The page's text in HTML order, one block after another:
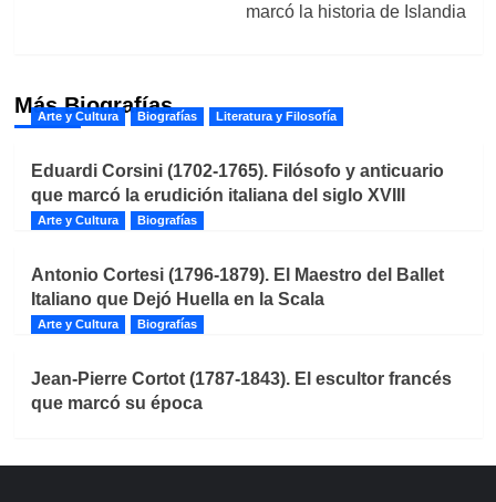
marcó la historia de Islandia
Más Biografías
Arte y Cultura Biografías Literatura y Filosofía
Eduardi Corsini (1702-1765). Filósofo y anticuario
que marcó la erudición italiana del siglo XVIII
Arte y Cultura Biografías
Antonio Cortesi (1796-1879). El Maestro del Ballet
Italiano que Dejó Huella en la Scala
Arte y Cultura Biografías
Jean-Pierre Cortot (1787-1843). El escultor francés
que marcó su época